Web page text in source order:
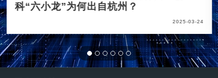
科“六小龙”为何出自杭州？
2025-03-24